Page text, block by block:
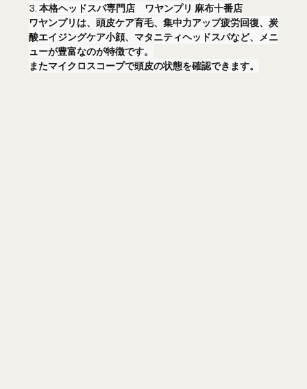
3. 本格ヘッドスパ専門店　ワヤンプリ 麻布十番店
ワヤンプリは、頭皮ケア育毛、集中力アップ疲労回復、炭
酸エイジングケア小顔、マタニティヘッドスパなど、メニ
ューが豊富なのが特徴です。
またマイクロスコープで頭皮の状態を確認できます。